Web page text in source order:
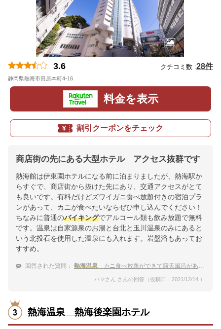
3.6 クチコミ数 :28件
静岡県熱海市田原本町4-16
料金を表示
割引クーポンをチェック
商店街の先にある大型ホテル アクセス抜群です
熱海館は伊東園ホテルになる前に泊まりましたが、熱海駅か
らすぐで、商店街から抜けた先にあり、交通アクセスがとて
も良いです。有料だけどズワイガニ食べ放題付きの宿泊プラ
ンがあって、カニが食べたいならぜひ申し込んでください！
ちなみに普通のバイキングでアルコール類も飲み放題で無料
です。温泉は自家源泉のお湯と台北と玉川温泉のみにあると
いう北投石を使用した温泉にも入れます。岩盤浴もあってお
すすめ。
回答された質問： 熱海温泉 カニ食べ放題ができて露天風呂がある人気の宿
ハマさん さんの回答（投稿日：2021/12/14 ）
熱海温泉 熱海後楽園ホテル